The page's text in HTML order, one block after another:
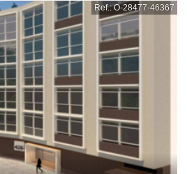
Ref.: O-28477-46367